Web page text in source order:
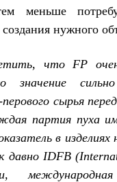
меньше
нужного
что FP
значение
сырья
партия пуха
в
давно IDFB
международная